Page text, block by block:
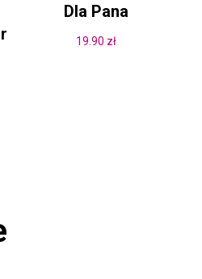
Dla Pana
19.90 zł